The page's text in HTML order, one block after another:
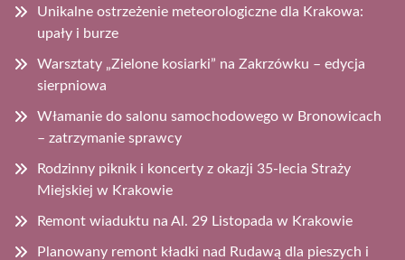
Unikalne ostrzeżenie meteorologiczne dla Krakowa:
upały i burze
Warsztaty „Zielone kosiarki” na Zakrzówku – edycja
sierpniowa
Włamanie do salonu samochodowego w Bronowicach
– zatrzymanie sprawcy
Rodzinny piknik i koncerty z okazji 35-lecia Straży
Miejskiej w Krakowie
Remont wiaduktu na Al. 29 Listopada w Krakowie
Planowany remont kładki nad Rudawą dla pieszych i